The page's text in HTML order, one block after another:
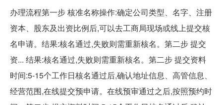
办理流程第一步 核准名称操作:确定公司类型、名字、注册
资本、股东及出资比例后,可以去工商局现场或线上提交核
名申请。结果:核名通过,失败则需重新核名。第二步 提交
资... 结果:核名通过,失败则需重新核名。第二步 提交资料
时间:5-15个工作日核名通过后,确认地址信息、高管信息、
经营范围,在线提交预申请。在线预审通过之后,按照预约时